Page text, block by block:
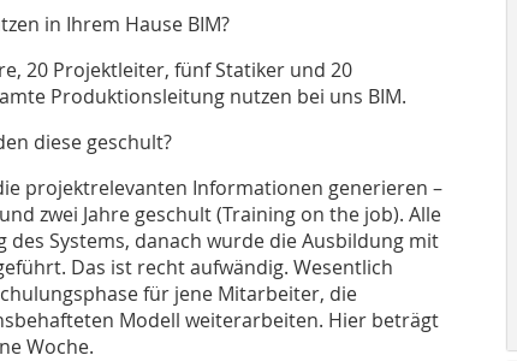
in Ihrem Hause BIM?
20 Projektleiter, fünf Statiker und 20
Produktionsleitung nutzen bei uns BIM.
diese geschult?
projektrelevanten Informationen generieren –
zwei Jahre geschult (Training on the job). Alle
Systems, danach wurde die Ausbildung mit
Das ist recht aufwändig. Wesentlich
für jene Mitarbeiter, die
Modell weiterarbeiten. Hier beträgt
Woche.